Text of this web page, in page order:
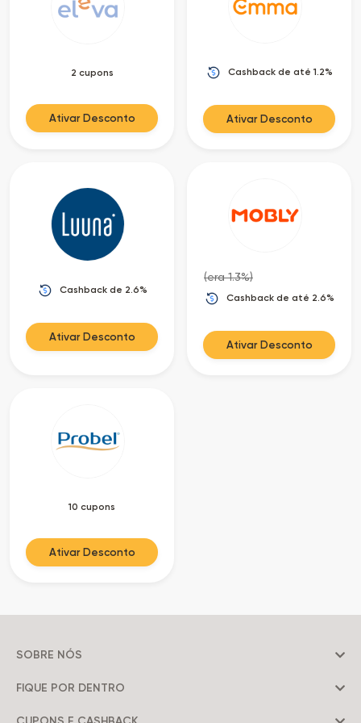
2 cupons
Ativar Desconto
Cashback de até 1.2%
Ativar Desconto
Cashback de 2.6%
Ativar Desconto
(era 1.3%)
Cashback de até 2.6%
Ativar Desconto
10 cupons
Ativar Desconto
SOBRE NÓS
FIQUE POR DENTRO